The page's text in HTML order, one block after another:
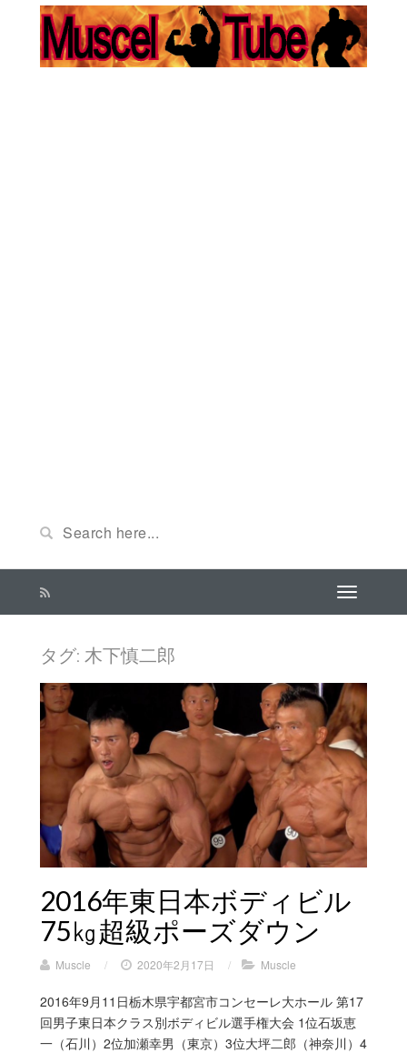
タグ: 木下慎二郎
2016年東日本ボディビル
75㎏超級ポーズダウン
Muscle / 2020年2月17日 / Muscle
2016年9月11日栃木県宇都宮市コンセーレ大ホール 第17
回男子東日本クラス別ボディビル選手権大会 1位石坂恵
一（石川）2位加瀬幸男（東京）3位大坪二郎（神奈川）4